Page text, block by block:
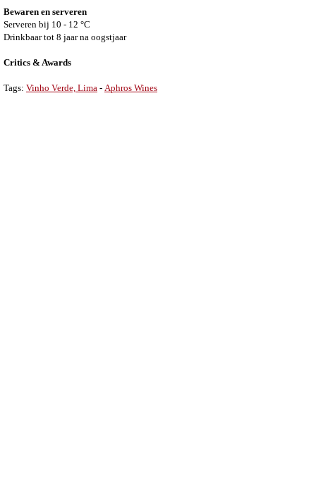
Bewaren en serveren
Serveren bij 10 - 12 °C
Drinkbaar tot 8 jaar na oogstjaar
Critics & Awards
Tags: Vinho Verde, Lima - Aphros Wines